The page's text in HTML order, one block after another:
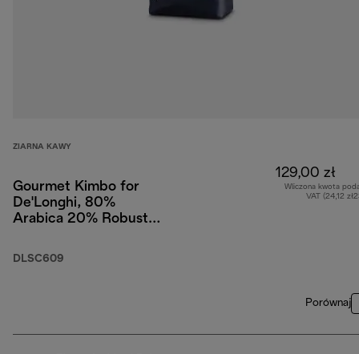
ZIARNA KAWY
Gourmet Kimbo for
De'Longhi, 80%
Arabica 20% Robusta,
DLSC609
129,00 zł
Wliczona kwota
VAT (24,12
Porównaj